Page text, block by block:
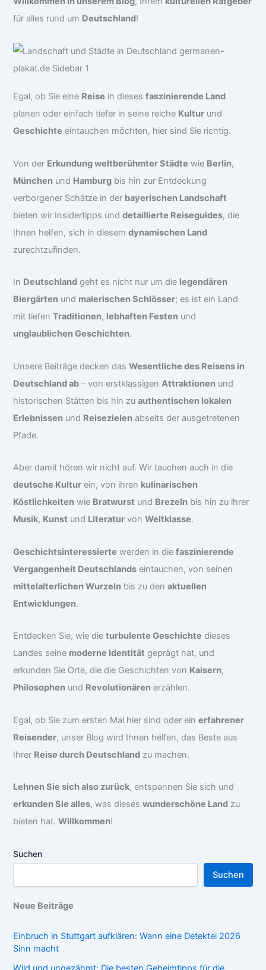
für alles rund um Deutschland!
Egal, ob Sie eine Reise in diesesfaszinierende Land
planen oder einfach tiefer in seine reiche Kultur und
Geschichte eintauchen möchten, hier sind Sie richtig.
Von der Erkundung weltberühmter Städte wie Berlin,
München und Hamburg bis hin zur Entdeckung
verborgener Schätze in der bayerischen Landschaft
bieten wir Insidertipps unddetaillierte Reiseguides, die
Ihnen helfen, sich in diesemdynamischen Land
zurechtzufinden.
In Deutschland geht es nicht nur um die legendären
Biergärten und malerischen Schlösser; es ist ein Land
mit tiefenTraditionen, lebhaften Festen und
unglaublichen Geschichten.
Unsere Beiträge decken dasWesentliche des Reisens in
Deutschland ab – von erstklassigenAttraktionen und
historischen Stätten bis hin zuauthentischen lokalen
Erlebnissen und Reisezielen abseits der ausgetretenen
Pfade.
Aber damit hören wir nicht auf. Wir tauchen auch in die
deutsche Kultur ein, von ihren kulinarischen
Köstlichkeiten wie Bratwurst und Brezeln bis hin zu ihrer
Musik, Kunst und Literatur vonWeltklasse.
Geschichtsinteressierte werden in diefaszinierende
Vergangenheit Deutschlands eintauchen, von seinen
mittelalterlichen Wurzeln bis zu denaktuellen
Entwicklungen.
Entdecken Sie, wie dieturbulente Geschichte dieses
Landes seine moderne Identität geprägt hat, und
erkunden Sie Orte, die die Geschichten von Kaisern,
Philosophen und Revolutionären erzählen.
Egal, ob Sie zum ersten Mal hier sind oder einerfahrener
Reisender, unser Blog wird Ihnen helfen, das Beste aus
Ihrer Reise durch Deutschland zu machen.
Lehnen Sie sich also zurück, entspannen Sie sich und
erkunden Sie alles, was dieseswunderschöne Land zu
bieten hat.Willkommen!
Suchen
Suchen
Neue Beiträge
Einbruch in Stuttgart aufklären: Wann eine Detektei 2026
Sinn macht